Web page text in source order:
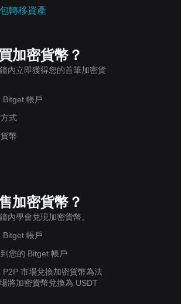
轉移資產
加密貨幣？
內立即獲得您的首筆加密貨
Bitget 帳戶
式
幣
加密貨幣？
內學會兌現加密貨幣。
Bitget 帳戶
您的 Bitget 帳戶
市場兌換加密貨幣為法
將加密貨幣兌換為 USDT